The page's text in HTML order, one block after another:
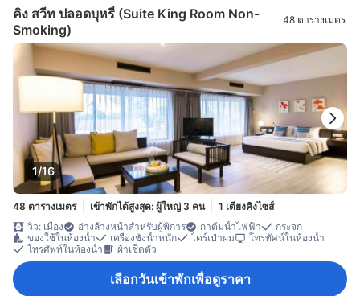
คิง สวีท ปลอดบุหรี่ (Suite King Room Non-
Smoking)
48 ตารางเมตร
1/16
48 ตารางเมตร เข้าพักได้สูงสุด: ผู้ใหญ่ 3 คน
1 เตียงคิงไซส์
วิว: เมือง
อ่างล้างหน้าสำหรับผู้พิการ กาต้มน้ำไฟฟ้า
กระจก
ของใช้ในห้องน้ำ
เครื่องชั่งน้ำหนัก ไดร์เป่าผม
โทรทัศน์ในห้องน้ำ
โทรศัพท์ในห้องน้ำ
ผ้าเช็ดตัว
เลือกวันเข้าพักเพื่อดูราคา